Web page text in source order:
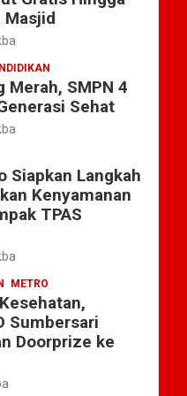
Masjid
Merah, SMPN 4
Sehat
Siapkan Langkah
Kenyamanan
TPAS
METRO
Sumbersari
Doorprize ke